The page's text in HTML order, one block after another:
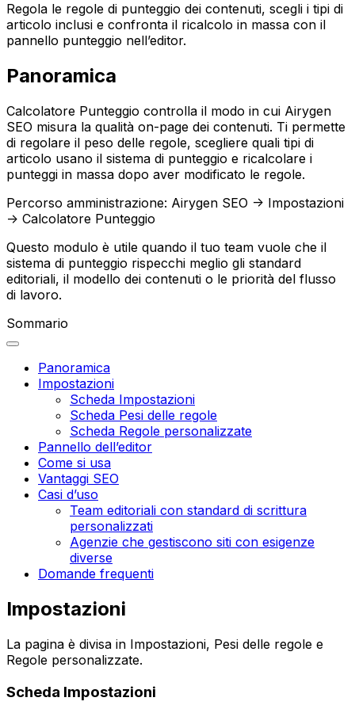
Regola le regole di punteggio dei contenuti, scegli i tipi di
articolo inclusi e confronta il ricalcolo in massa con il
pannello punteggio nell’editor.
Panoramica
Calcolatore Punteggio controlla il modo in cui Airygen
SEO misura la qualità on-page dei contenuti. Ti permette
di regolare il peso delle regole, scegliere quali tipi di
articolo usano il sistema di punteggio e ricalcolare i
punteggi in massa dopo aver modificato le regole.
Percorso amministrazione: Airygen SEO -> Impostazioni
-> Calcolatore Punteggio
Questo modulo è utile quando il tuo team vuole che il
sistema di punteggio rispecchi meglio gli standard
editoriali, il modello dei contenuti o le priorità del flusso
di lavoro.
Sommario
Panoramica
Impostazioni
Scheda Impostazioni
Scheda Pesi delle regole
Scheda Regole personalizzate
Pannello dell’editor
Come si usa
Vantaggi SEO
Casi d’uso
Team editoriali con standard di scrittura
personalizzati
Agenzie che gestiscono siti con esigenze
diverse
Domande frequenti
Impostazioni
La pagina è divisa in Impostazioni, Pesi delle regole e
Regole personalizzate.
Scheda Impostazioni